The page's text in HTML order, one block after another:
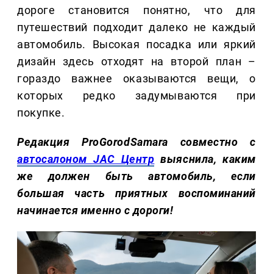
дороге становится понятно, что для
путешествий подходит далеко не каждый
автомобиль. Высокая посадка или яркий
дизайн здесь отходят на второй план –
гораздо важнее оказываются вещи, о
которых редко задумываются при
покупке.
Редакция ProGorodSamara совместно с
автосалоном JAC Центр выяснила, каким
же должен быть автомобиль, если
большая часть приятных воспоминаний
начинается именно с дороги!